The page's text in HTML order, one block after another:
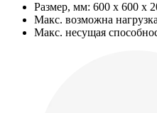
Размер, мм: 600 х 600 х
Макс. возможна
Макс. несущая